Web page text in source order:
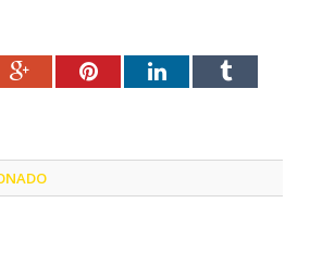
Google+PinterestLinkedInTumblr